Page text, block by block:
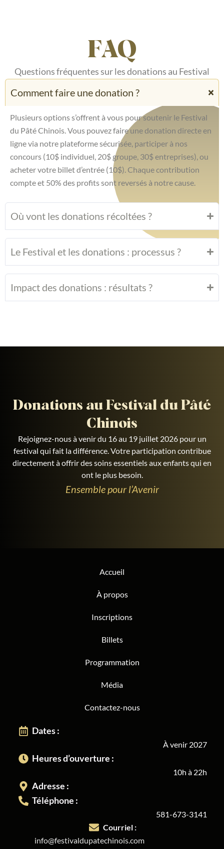
FAQ
Questions fréquentes sur les donations au Festival
Comment faire une donation ?
Plusieurs options s’offrent à vous pour soutenir le Festival
du Pâté Chinois. Vous pouvez faire une donation directe en
ligne via notre plateforme sécurisée, participer à nos
concours (10$ individuel, 20$ groupe, 30$ entreprises), ou
acheter votre billet d’entrée (10$). Chaque contribution
compte et 50% des profits sont reversés à notre cause.
Où vont les donations récoltées ?
Le Festival et les donations : processus ?
Impact des donations : résultats ?
Donations au Festival du Pâté
Chinois
Rejoignez-nous à venir du 16 au 19 juillet 2026 pour un
festival qui fait la différence. Votre participation contribue
directement à offrir des soins essentiels aux enfants qui en
ont le plus besoin.
Ensemble pour l’Avenir
Accueil
À propos
Inscriptions
Billets
Programmation
Média
Contactez-nous
Dates :
À venir 2027
Heures d’ouverture :
10h à 22h
Adresse :
Téléphone :
581-673-3141
Courriel :
info@festivaldupatechinois.com